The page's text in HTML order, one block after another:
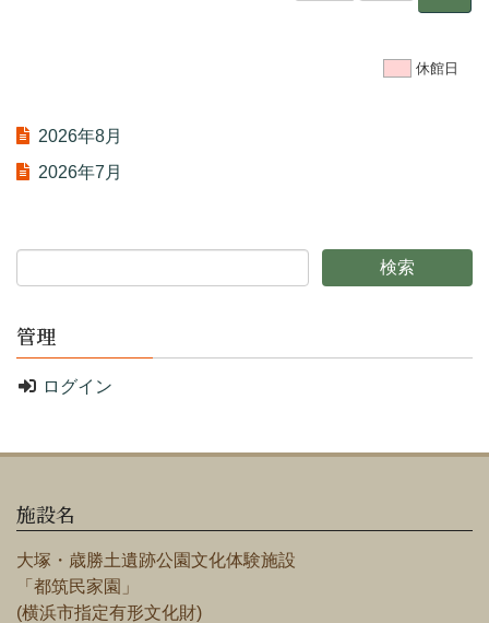
休館日
2026年8月
2026年7月
管理
ログイン
施設名
大塚・歳勝土遺跡公園文化体験施設
「都筑民家園」
(横浜市指定有形文化財)